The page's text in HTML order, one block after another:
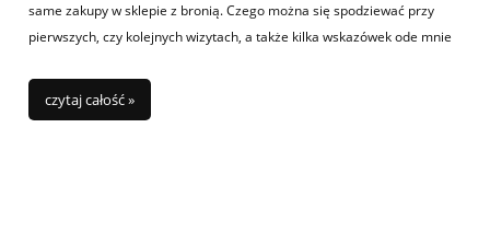
same zakupy w sklepie z bronią. Czego można się spodziewać przy
pierwszych, czy kolejnych wizytach, a także kilka wskazówek ode mnie
być. :)
czytaj całość »